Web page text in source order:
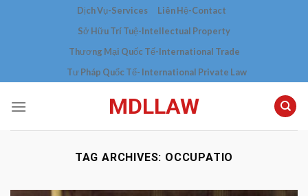
Dịch Vụ-Services
Liên Hệ-Contact
Sở Hữu Trí Tuệ-Intellectual Property
Thương Mại Quốc Tế-International Trade
Tư Pháp Quốc Tế- International Private Law
MDLLAW
TAG ARCHIVES: OCCUPATIO